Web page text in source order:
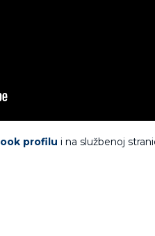
profilu i na službenoj